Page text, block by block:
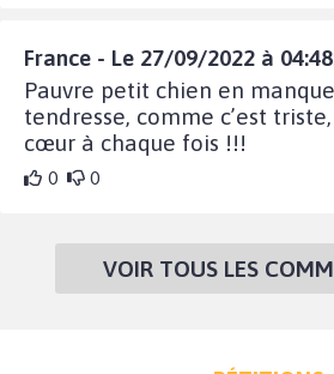
France - Le 27/09/2022 à
Pauvre petit chien en
tendresse, comme c’est
cœur à chaque fois !!!
0 0
VOIR TOUS LES